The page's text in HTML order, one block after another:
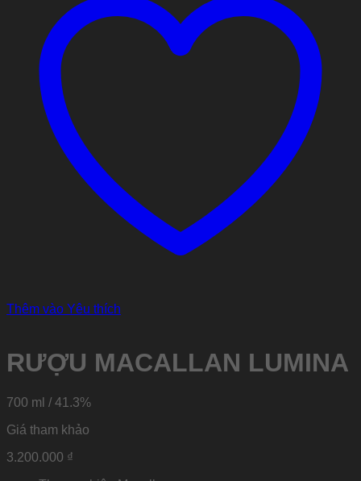
Thêm vào Yêu thích
RƯỢU MACALLAN LUMINA
700 ml / 41.3%
Giá tham khảo
3.200.000 ₫